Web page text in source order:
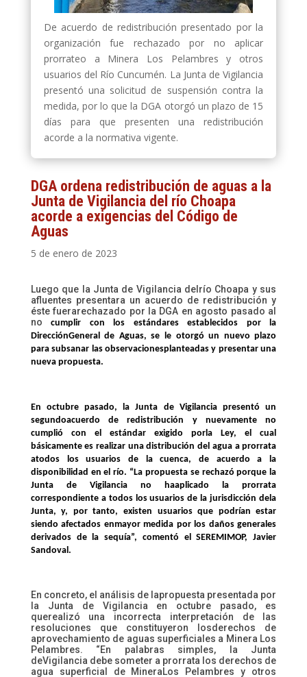
De acuerdo de redistribución presentado por la
organización fue rechazado por no aplicar
prorrateo a Minera Los Pelambres y otros
usuarios del Río Cuncumén. La Junta de Vigilancia
presentó una solicitud de suspensión contra la
medida, por lo que la DGA otorgó un plazo de 15
días para que presenten una redistribución
acorde a la normativa vigente.
DGA ordena redistribución de aguas a la
Junta de Vigilancia del río Choapa
acorde a exigencias del Código de
Aguas
5 de enero de 2023
Luego que la Junta de Vigilancia delrío Choapa y sus
afluentes presentara un acuerdo de redistribución y
éste fuerarechazado por la DGA en agosto pasado al
nocumplir con los estándares establecidos por la
DirecciónGeneral de Aguas, se le otorgó un nuevo plazo
para subsanar las observacionesplanteadas y presentar una
nueva propuesta.
En octubre pasado, la Junta de Vigilancia presentó un
segundoacuerdo de redistribución y nuevamente no
cumplió con el estándar exigido porla Ley, el cual
básicamente es realizar una distribución del agua a prorrata
atodos los usuarios de la cuenca, de acuerdo a la
disponibilidad en el río. “La propuesta se rechazó porque la
Junta de Vigilancia no haaplicado la prorrata
correspondiente a todos los usuarios de la jurisdicción dela
Junta, y, por tanto, existen usuarios que podrían estar
siendo afectados enmayor medida por los daños generales
derivados de la sequía”, comentó el SEREMIMOP, Javier
Sandoval.
En concreto, el análisis de lapropuesta presentada por
la Junta de Vigilancia en octubre pasado, es
querealizó una incorrecta interpretación de las
resoluciones que constituyeron losderechos de
aprovechamiento de aguas superficiales a Minera Los
Pelambres. “En palabras simples, la Junta
deVigilancia debe someter a prorrata los derechos de
agua superficial de MineraLos Pelambres y otros